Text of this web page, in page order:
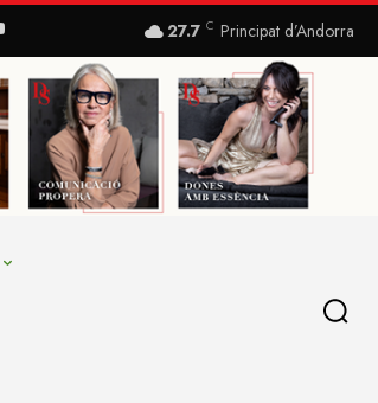
27.7 C Principat d’Andorra